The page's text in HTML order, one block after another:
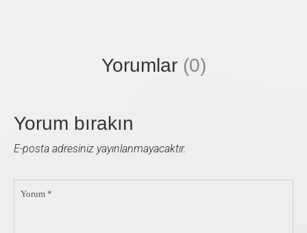
Yorumlar (0)
Yorum bırakın
E-posta adresiniz yayınlanmayacaktır.
Yorum *